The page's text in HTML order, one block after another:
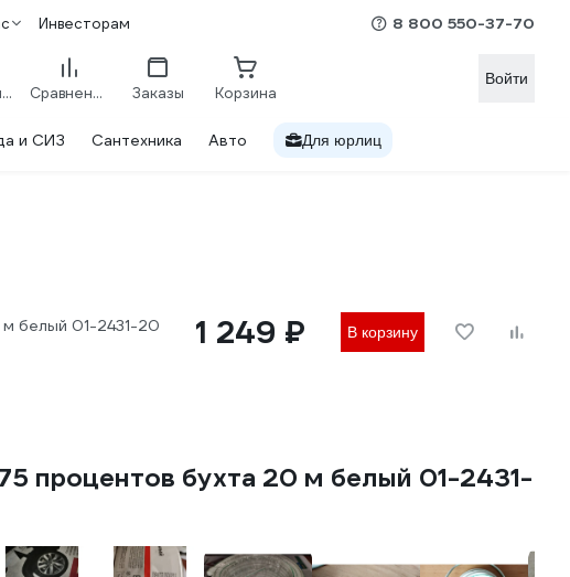
Инвесторам 8 800 550-37-70
Избранное Сравнение Заказы Корзина
Войти
и СИЗ Сантехника Авто Для юрлиц
м белый 01-2431-20 1 249 ₽ В корзину
процентов бухта 20 м белый 01-2431-